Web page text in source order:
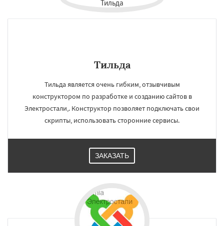
Тильда
Тильда является очень гибким, отзывчивым
конструктором по разработке и созданию сайтов в
Электростали,. Конструктор позволяет подключать свои
скрипты, использовать сторонние сервисы.
ЗАКАЗАТЬ